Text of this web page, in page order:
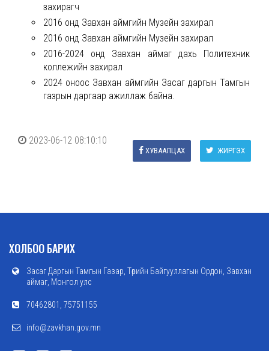
захирагч
2016 онд Завхан аймгийн Музейн захирал
2016 онд Завхан аймгийн Музейн захирал
2016-2024 онд Завхан аймаг дахь Политехник
коллежийн захирал
2024 оноос Завхан аймгийн Засаг даргын Тамгын
газрын даргаар ажиллаж байна.
2023-06-12 08:10:10
ЖИРГЭХ
ХУВААЛЦАХ
ХОЛБОО БАРИХ
Засаг Даргын Тамгын Газар, Төрийн Байгууллагын Ордон, Завхан
аймаг, Монгол улс
70462801, 75751155
info@zavkhan.gov.mn